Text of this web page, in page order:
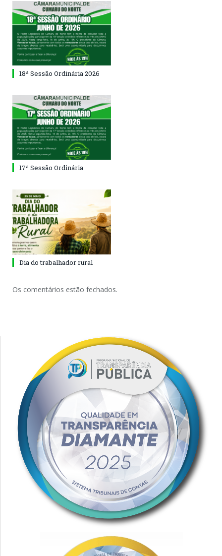
18ª Sessão Ordinária 2026
17ª Sessão Ordinária
Dia do trabalhador rural
Os comentários estão fechados.